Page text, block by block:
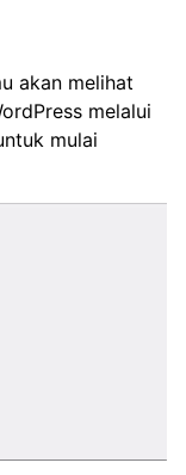
akan melihat
melalui
mulai